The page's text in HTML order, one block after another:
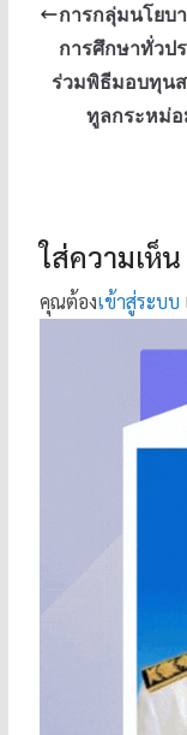
การกลุ่มนโยบ
การศึกษาทั่วป
ร่วมพิธีมอบทุน
ทูลกระหม่
ใส่ความเห็น
คุณต้องเข้าสู่ระบบ